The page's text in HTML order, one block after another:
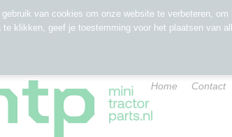
Home Contact
van cookies om onze website te verbeteren,
te klikken, geef je toestemming voor het plaatsen van